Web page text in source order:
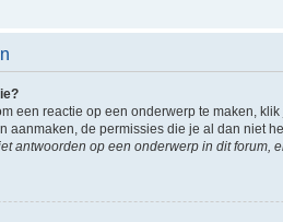
een reactie op een onderwerp te maken,
de permissies die je al dan niet
antwoorden op een onderwerp in dit forum,